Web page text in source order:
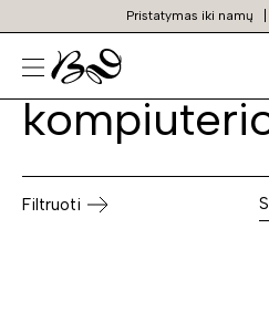
Pristatymas iki namų
Prekių
paieška
Kėdės prie
Filtruoti